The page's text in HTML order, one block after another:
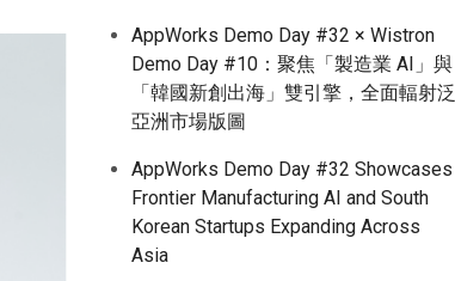
AppWorks Demo Day #32 × Wistron
Demo Day #10：聚焦「製造業 AI」與
「韓國新創出海」雙引擎，全面輻射泛
亞洲市場版圖
AppWorks Demo Day #32 Showcases
Frontier Manufacturing AI and South
Korean Startups Expanding Across
Asia